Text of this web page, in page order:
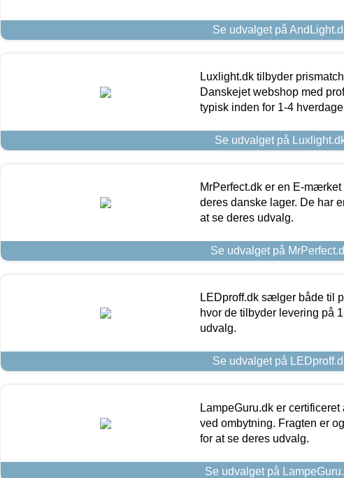
Se udvalget på
Luxlight.dk tilbyder
Danskejet webshop med
typisk inden for 1-4
Se udvalget på
MrPerfect.dk er en E-
deres danske lager. De har
at se deres udvalg.
Se udvalget på
LEDproff.dk sælger både til
hvor de tilbyder levering på
udvalg.
Se udvalget på
LampeGuru.dk er
ved ombytning. Fragten er
for at se deres udvalg.
Se udvalget på